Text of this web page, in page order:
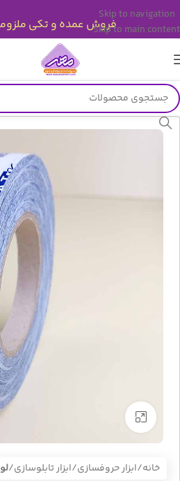
Skip to navigation
Skip to main content
بزرگنمایی تصویر
خانه ابزار حروفسازی/ابزار تابلوسازی
فروش عمده و تکی